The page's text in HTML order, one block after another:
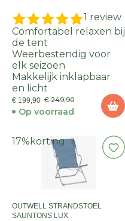
1 review
Comfortabel relaxen bij
de tent
Weerbestendig voor
elk seizoen
Makkelijk inklapbaar
en licht
€ 199,90 € 249,90
Op voorraad
17% korting
OUTWELL STRANDSTOEL
SAUNTONS LUX